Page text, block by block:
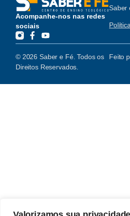
Acompanhe-nos nas redes
sociais
Saber
© 2026 Saber e Fé. Todos os
Direitos Reservados.
Feito